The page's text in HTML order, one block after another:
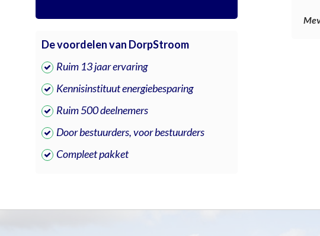
De voordelen van DorpStroom
Ruim 13 jaar ervaring
Kennisinstituut energiebesparing
Ruim 500 deelnemers
Door bestuurders, voor bestuurders
Compleet pakket